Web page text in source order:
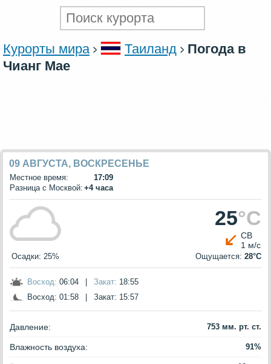
Курорты мира Таиланд
Погода в
Чианг Мае
09 АВГУСТА, ВОСКРЕСЕНЬЕ
Местное время:
17:09
Разница с Москвой: +4 часа
25°C
СВ
1 м/с
Осадки: 25% Ощущается: 28°C
Восход: 06:04 Закат: 18:55
Восход: 01:58 Закат: 15:57
Давление: 753 мм. рт. ст.
Влажность воздуха: 91%